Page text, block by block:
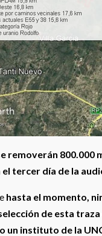
removerán 800.000
tercer día de la
hasta el momento,
de esta
un instituto de la